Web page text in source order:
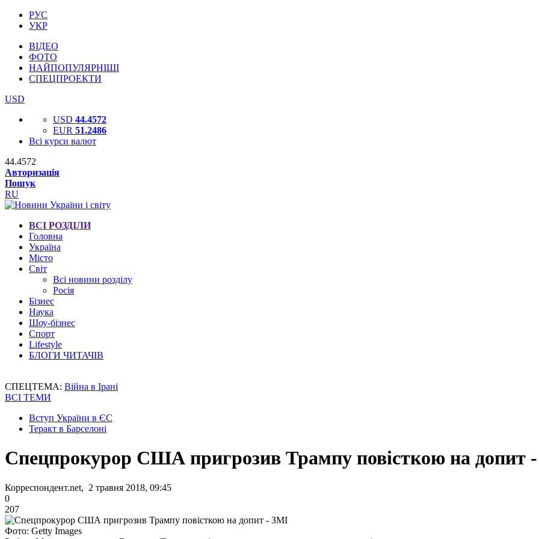
РУС
УКР
ВІДЕО
ФОТО
НАЙПОПУЛЯРНІШІ
СПЕЦПРОЕКТИ
USD
USD 44.4572
EUR 51.2486
Всі курси валют
44.4572
Авторизація
Пошук
RU
ВСІ РОЗДІЛИ
Головна
Україна
Місто
Світ
Всі новини розділу
Росія
Бізнес
Наука
Шоу-бізнес
Спорт
Lifestyle
БЛОГИ ЧИТАЧІВ
СПЕЦТЕМА: Війна в Ірані
ВСІ ТЕМИ
Вступ України в ЄС
Теракт в Барселоні
Спецпрокурор США пригрозив Трампу повісткою на допит
Корреспондент.net, 2 травня 2018, 09:45
0
207
Фото: Getty Images